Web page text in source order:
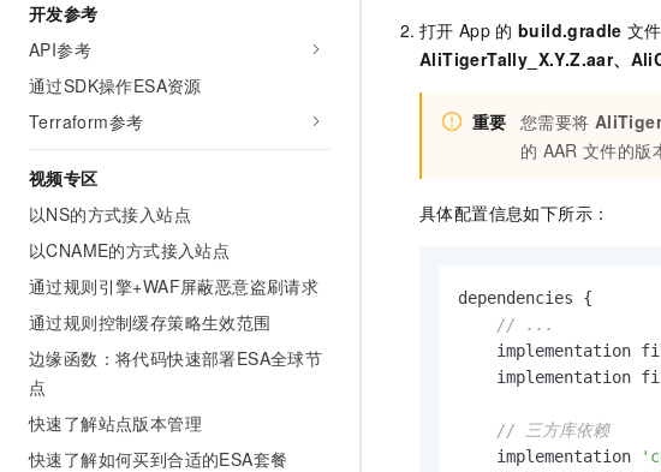
开发参考
API参考
通过SDK操作ESA资源
Terraform参考
视频专区
以NS的方式接入站点
以CNAME的方式接入站点
通过规则引擎+WAF屏蔽恶意盗刷请求
通过规则控制缓存策略生效范围
边缘函数：将代码快速部署ESA全球节
点
快速了解站点版本管理
快速了解如何买到合适的ESA套餐
打开 App 的 build.gradle 文
AliTigerTally_X.Y.Z.aar、
重要 您需要将
的 AAR 文件的版
具体配置信息如下所示：
dependencies {
// ...
implementation
implementation
// 三方库依赖
    implementation